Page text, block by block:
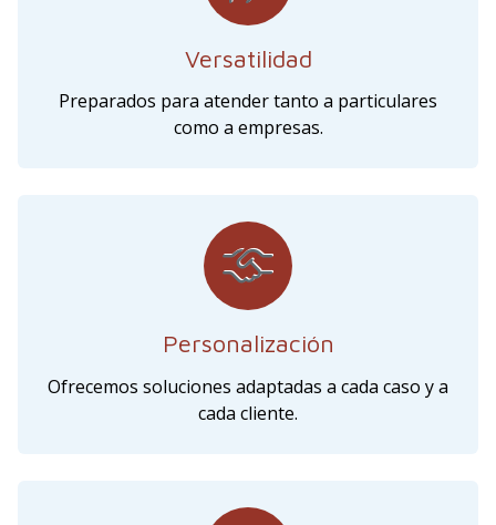
Versatilidad
Preparados para atender tanto a particulares
como a empresas.
Personalización
Ofrecemos soluciones adaptadas a cada caso y a
cada cliente.